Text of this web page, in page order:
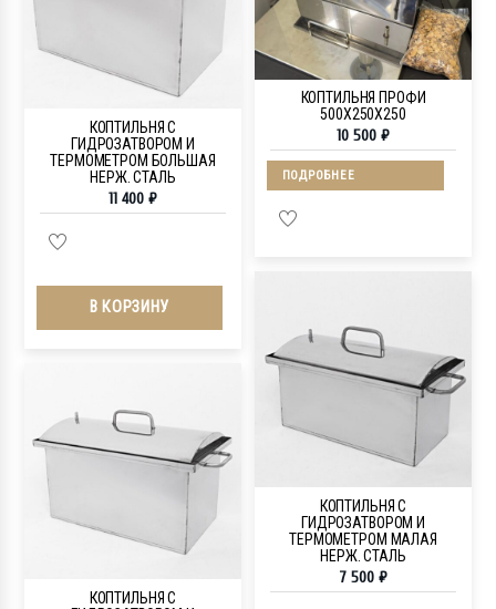
КОПТИЛЬНЯ ПРОФИ
500Х250Х250
10 500 ₽
ПОДРОБНЕЕ
КОПТИЛЬНЯ С
ГИДРОЗАТВОРОМ И
ТЕРМОМЕТРОМ БОЛЬШАЯ
НЕРЖ. СТАЛЬ
11 400 ₽
В КОРЗИНУ
КОПТИЛЬНЯ С
ГИДРОЗАТВОРОМ И
ТЕРМОМЕТРОМ МАЛАЯ
НЕРЖ. СТАЛЬ
7 500 ₽
КОПТИЛЬНЯ С